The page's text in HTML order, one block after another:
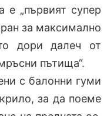
е „първият супер
за максимално
дори далеч от
пътища“.
с балонни гуми
за да поеме